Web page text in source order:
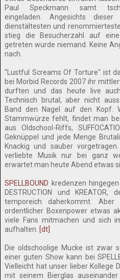
Paul Speckmann samt
eingeladen. Angesichts
dienstältesten und
stieg die Besucherzahl auf
getreten wurde niemand. Keine
nach.
"Lustful Screams Of Torture" ist
bei Morbid Records 2007 ihr
durften und das heute live
Technisch brutal, aber nicht
Band den Nagel auf den Kopf.
Stammwürze fehlt, findet man
aus Oldschool-Riffs,
Geknüppel und jede Menge
Knackig und sauber
verliebte Musik nur bei ganz
erwartet man heute Abend etwas
SPELLBOUND kredenzen
DESTRUCTION und
temporeich daherkommt.
ordentlicher Boxenpower etwas
viele Fans mitmachen und sich
aufhalten. [dt]
Die oldschoolige Mucke ist zwar
einer guten Show kann bei
Vielleicht hat unser lieber Kollege
mit seinem Bierglas